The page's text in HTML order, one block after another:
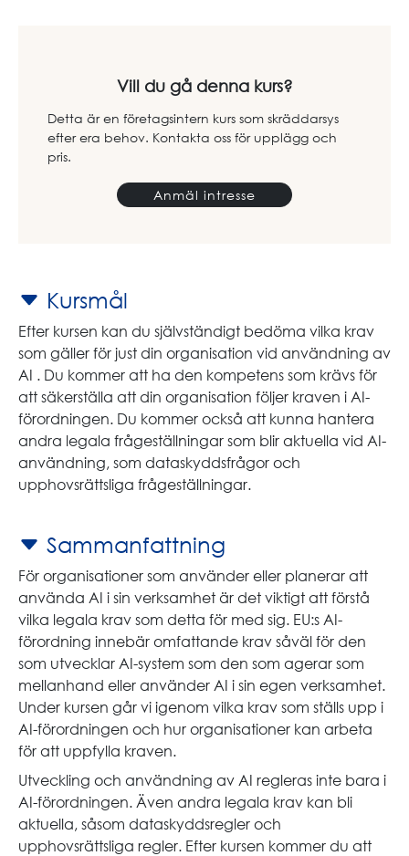
Vill du gå denna kurs?
Detta är en företagsintern kurs som skräddarsys
efter era behov. Kontakta oss för upplägg och
pris.
Anmäl intresse
Kursmål
Efter kursen kan du självständigt bedöma vilka krav
som gäller för just din organisation vid användning av
AI . Du kommer att ha den kompetens som krävs för
att säkerställa att din organisation följer kraven i AI-
förordningen. Du kommer också att kunna hantera
andra legala frågeställningar som blir aktuella vid AI-
användning, som dataskyddsfrågor och
upphovsrättsliga frågeställningar.
Sammanfattning
För organisationer som använder eller planerar att
använda AI i sin verksamhet är det viktigt att förstå
vilka legala krav som detta för med sig. EU:s AI-
förordning innebär omfattande krav såväl för den
som utvecklar AI-system som den som agerar som
mellanhand eller använder AI i sin egen verksamhet.
Under kursen går vi igenom vilka krav som ställs upp i
AI-förordningen och hur organisationer kan arbeta
för att uppfylla kraven.
Utveckling och användning av AI regleras inte bara i
AI-förordningen. Även andra legala krav kan bli
aktuella, såsom dataskyddsregler och
upphovsrättsliga regler. Efter kursen kommer du att